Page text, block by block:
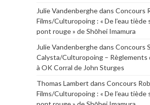
Julie Vandenberghedans Concours
Films/Culturopoing : « De l’eau tiède
pont rouge » de Shōhei Imamura
Julie Vandenberghedans Concours
Calysta/Culturopoing – Règlements
à OK Corral de John Sturges
Thomas Lambert dans Concours
Films/Culturopoing : « De l’eau tiède